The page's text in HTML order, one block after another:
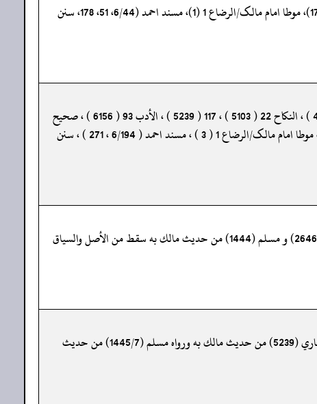
«صحیح البخاری/الشہادات 7 (2646)، الخمس 4 (3105)، النکاح20 (5099)، صحیح مسلم/الرضاع 1 (1444)، (تحفة الأشراف: 17900)، موطا امام مالک/الرضاع 1 (1)، مسند احمد (6/44، 51، 178، سنن
« تفرد بہ ابن ماجہ ، ( تحفة الأشراف : 16369أ ) ، وقد أخرجہ : صحیح البخاری/الشہادات 7 ( 6244 ) تفسیر سورة السجدة 9 ( 4792 ) ، النکاح 22 ( 5103 ) ، 117 ( 5239 ) ، الأدب 93 ( 6156 ) ، صحیح
مسلم/الرضاع 2 ( 1445 ) ، سنن ابی داود/النکاح 8 ( 2057 ) ، سنن الترمذی/الرضاع 2 ( 1147 ) ، سنن النسائی/النکاح 49 ( 3303 ) ، موطا امام مالک/الرضاع 1 ( 3 ) ، مسند احمد ( 6/194 ، 271 ) ، سنن
«310- متفق عليه، الموطأ (رواية يحيٰي بن يحيٰي 601/2 ح 1313 ، ك 30 ب 1 ح 1) التمهيد 211/17 ، الاستذكار : 1233 ، و أخرجه البخاري (2646) و مسلم (1444) من حديث مالك به سقط من الأصل والسياق
«469- الموطأ (رواية يحييٰي بن يحييٰي 601/2 ، 602 ح 1314 ، ك 30 ب 2 ح 2) التمهيد 154/22 ، 155 ، الاستذكار : 1234 ، و أخرجه البخاري (5239) من حديث مالك به ورواه مسلم (1445/7) من حديث